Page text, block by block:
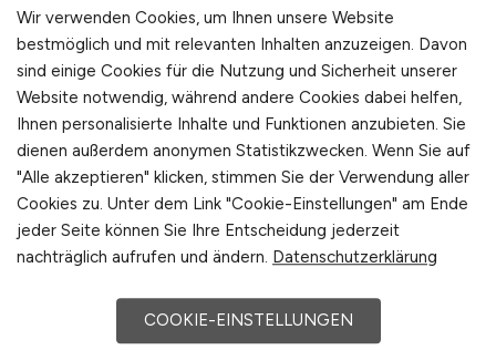
Bellmer GmbH
heute
Niefern-Öschelbronn
Wir verwenden Cookies, um Ihnen unsere Website
bestmöglich und mit relevanten Inhalten anzuzeigen. Davon
sind einige Cookies für die Nutzung und Sicherheit unserer
Website notwendig, während andere Cookies dabei helfen,
Ihnen personalisierte Inhalte und Funktionen anzubieten. Sie
dienen außerdem anonymen Statistikzwecken. Wenn Sie auf
"Alle akzeptieren" klicken, stimmen Sie der Verwendung aller
Cookies zu. Unter dem Link "Cookie-Einstellungen" am Ende
jeder Seite können Sie Ihre Entscheidung jederzeit
nachträglich aufrufen und ändern. Datenschutzerklärung
COOKIE-EINSTELLUNGEN